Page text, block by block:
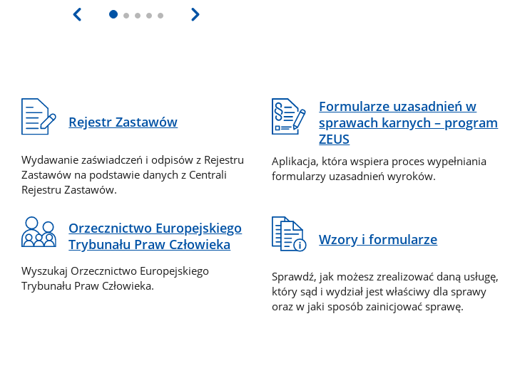
Rejestr Zastawów
Wydawanie zaświadczeń i odpisów z Rejestru
Zastawów na podstawie danych z Centrali
Rejestru Zastawów.
Formularze uzasadnień w
sprawach karnych – program
ZEUS
Aplikacja, która wspiera proces wypełniania
formularzy uzasadnień wyroków.
Orzecznictwo Europejskiego
Trybunału Praw Człowieka
Wyszukaj Orzecznictwo Europejskiego
Trybunału Praw Człowieka.
Wzory i formularze
Sprawdź, jak możesz zrealizować daną usługę,
który sąd i wydział jest właściwy dla sprawy
oraz w jaki sposób zainicjować sprawę.